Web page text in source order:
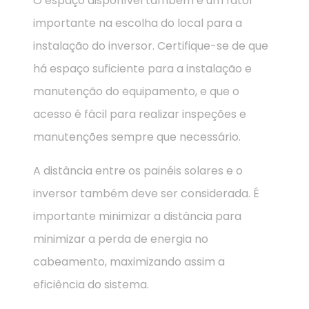
importante na escolha do local para a
instalação do inversor. Certifique-se de que
há espaço suficiente para a instalação e
manutenção do equipamento, e que o
acesso é fácil para realizar inspeções e
manutenções sempre que necessário.
A distância entre os painéis solares e o
inversor também deve ser considerada. É
importante minimizar a distância para
minimizar a perda de energia no
cabeamento, maximizando assim a
eficiência do sistema.